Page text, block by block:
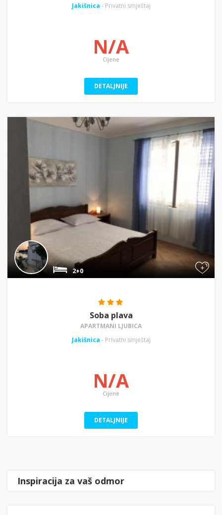
Jakišnica - Privatni smještaj
N/A
Cijene
DETALJNIJE
+
2+0
Soba plava
APARTMANI LJUBICA
Jakišnica - Privatni smještaj
N/A
Cijene
DETALJNIJE
Inspiracija za vaš odmor